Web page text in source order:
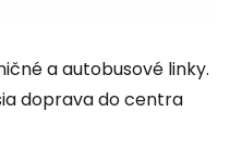
a autobusové linky.
doprava do centra